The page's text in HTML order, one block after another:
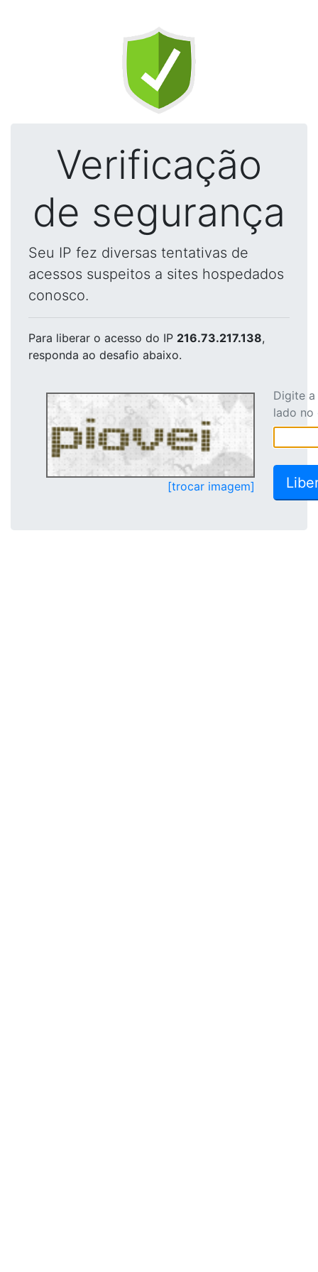
Verificação
de segurança
Seu IP fez diversas tentativas de
acessos suspeitos a sites hospedados
conosco.
Para liberar o acesso do IP 216.73.217.138,
responda ao desafio abaixo.
[trocar imagem]
Digite
lado no